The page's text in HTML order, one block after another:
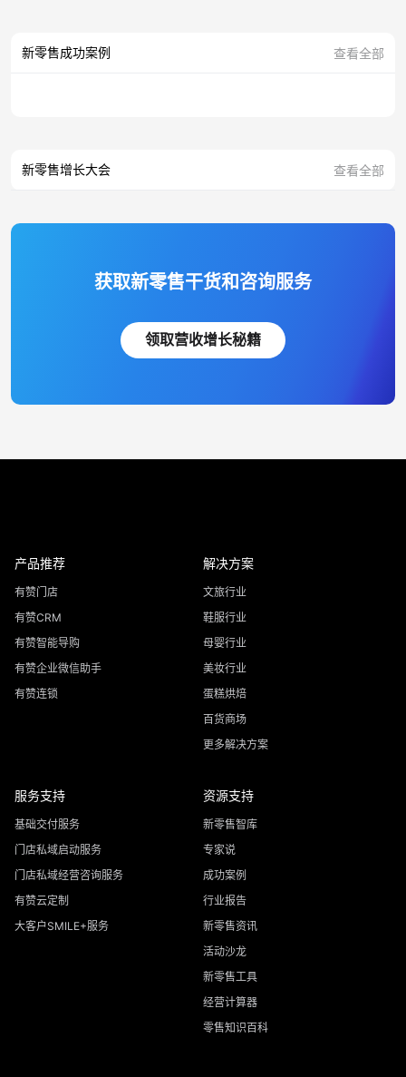
新零售成功案例 查看全部
新零售增长大会 查看全部
获取新零售干货和咨询服务
领取营收增长秘籍
产品推荐
有赞门店
有赞CRM
有赞智能导购
有赞企业微信助手
有赞连锁
解决方案
文旅行业
鞋服行业
母婴行业
美妆行业
蛋糕烘焙
百货商场
更多解决方案
服务支持
基础交付服务
门店私域启动服务
门店私域经营咨询服务
有赞云定制
大客户SMILE+服务
资源支持
新零售智库
专家说
成功案例
行业报告
新零售资讯
活动沙龙
新零售工具
经营计算器
零售知识百科